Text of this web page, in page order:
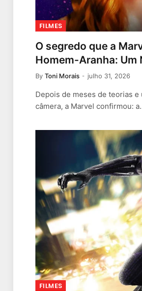
FILMES
O segredo que a
Homem-Aranha: Um
By Toni Morais julho 31, 2026
Depois de meses de teorias
câmera, a Marvel confirmou:
FILMES